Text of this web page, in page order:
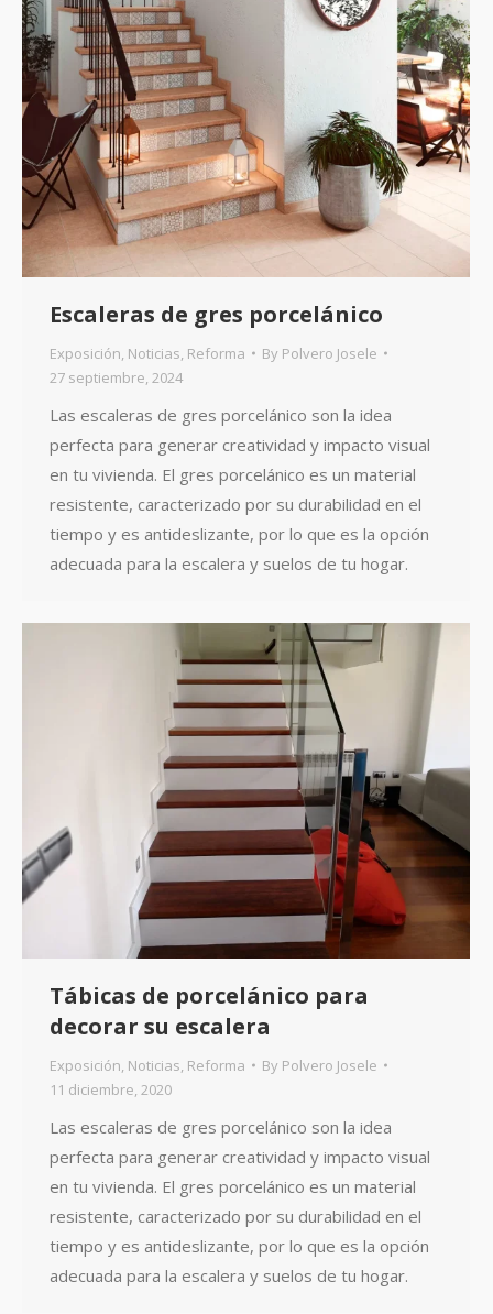
Escaleras de gres porcelánico
Exposición, Noticias, Reforma By Polvero Josele
27 septiembre, 2024
Las escaleras de gres porcelánico son la idea
perfecta para generar creatividad y impacto visual
en tu vivienda. El gres porcelánico es un material
resistente, caracterizado por su durabilidad en el
tiempo y es antideslizante, por lo que es la opción
adecuada para la escalera y suelos de tu hogar.
Tábicas de porcelánico para
decorar su escalera
Exposición, Noticias, Reforma By Polvero Josele
11 diciembre, 2020
Las escaleras de gres porcelánico son la idea
perfecta para generar creatividad y impacto visual
en tu vivienda. El gres porcelánico es un material
resistente, caracterizado por su durabilidad en el
tiempo y es antideslizante, por lo que es la opción
adecuada para la escalera y suelos de tu hogar.